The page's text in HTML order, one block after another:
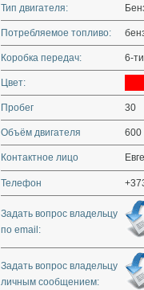
Тип двигателя:
Потребляемое топливо:
Коробка передач: 6-
Цвет:
Пробег 30
Объём двигателя 600
Контактное лицо
Телефон
Задать вопрос владельцу
по email:
Задать вопрос владельцу
личным сообщением: